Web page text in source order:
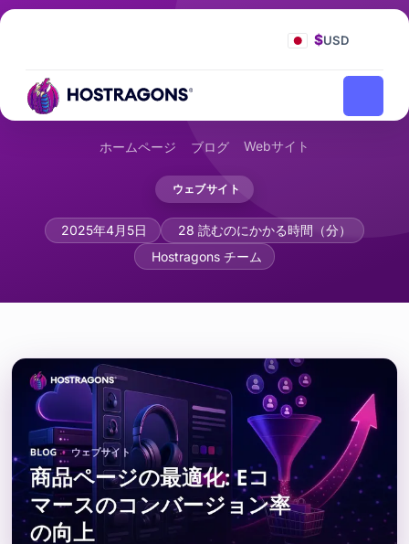
$USD
ホームページ ブログ Webサイト
ウェブサイト
商品ページ最適化: Eコマースのコンバ
2025年4月5日
28 読むのにかかる時間（分）
Hostragons チーム